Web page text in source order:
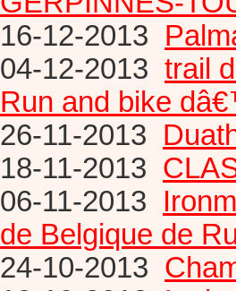
16-12-2013
04-12-2013 trail
Run and bike
26-11-2013
18-11-2013
06-11-2013
de Belgique de
24-10-2013